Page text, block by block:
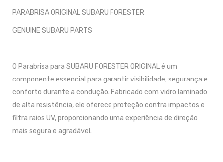
PARABRISA ORIGINAL SUBARU FORESTER
GENUINE SUBARU PARTS
O Parabrisa para SUBARU FORESTER ORIGINAL é um
componente essencial para garantir visibilidade, segurança e
conforto durante a condução. Fabricado com vidro laminado
de alta resistência, ele oferece proteção contra impactos e
filtra raios UV, proporcionando uma experiência de direção
mais segura e agradável.